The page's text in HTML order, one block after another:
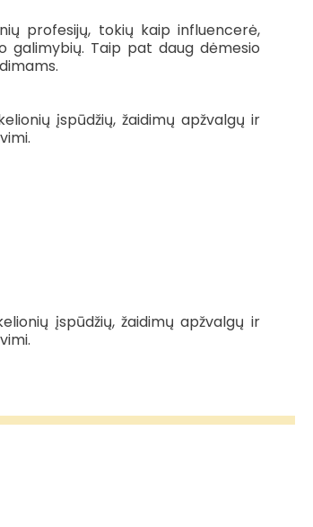
profesijų, tokių kaip influencerė,
galimybių. Taip pat daug dėmesio
įspūdžių, žaidimų apžvalgų ir
įspūdžių, žaidimų apžvalgų ir